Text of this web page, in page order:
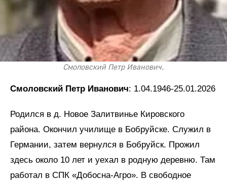
Смоловский Петр Иванович.
Смоловский Петр Иванович: 1.04.1946-25.01.2026
Родился в д. Новое Залитвинье Кировского
района. Окончил училище в Бобруйске. Служил в
Германии, затем вернулся в Бобруйск. Прожил
здесь около 10 лет и уехал в родную деревню. Там
работал в СПК «Добосна-Агро». В свободное